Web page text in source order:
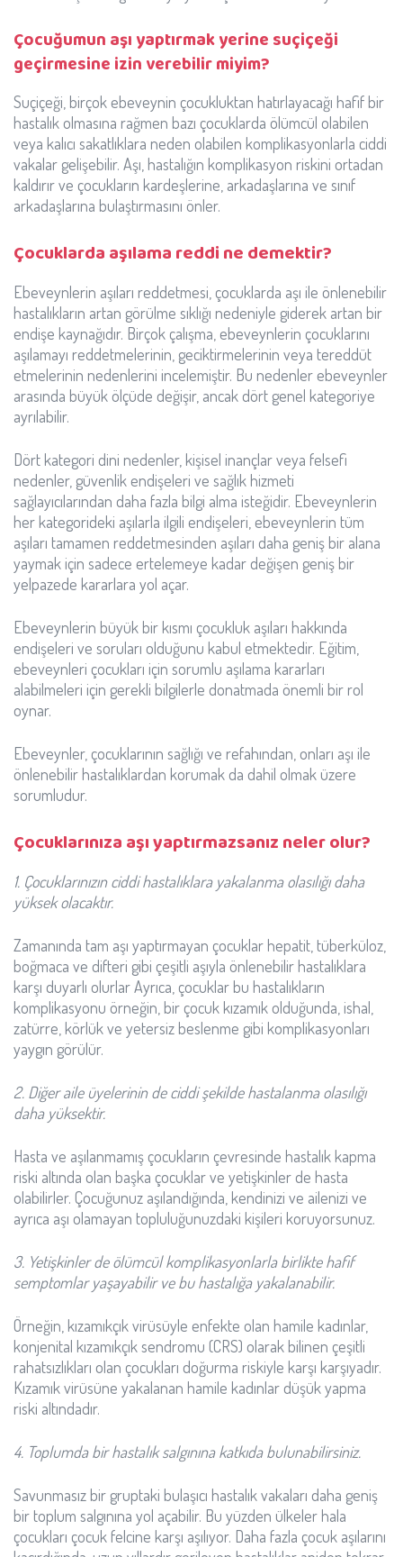
Çocuğumun aşı yaptırmak yerine suçiçeği
geçirmesine izin verebilir miyim?
Suçiçeği, birçok ebeveynin çocukluktan hatırlayacağı hafif bir
hastalık olmasına rağmen bazı çocuklarda ölümcül olabilen
veya kalıcı sakatlıklara neden olabilen komplikasyonlarla ciddi
vakalar gelişebilir. Aşı, hastalığın komplikasyon riskini ortadan
kaldırır ve çocukların kardeşlerine, arkadaşlarına ve sınıf
arkadaşlarına bulaştırmasını önler.
Çocuklarda aşılama reddi ne demektir?
Ebeveynlerin aşıları reddetmesi, çocuklarda aşı ile önlenebilir
hastalıkların artan görülme sıklığı nedeniyle giderek artan bir
endişe kaynağıdır. Birçok çalışma, ebeveynlerin çocuklarını
aşılamayı reddetmelerinin, geciktirmelerinin veya tereddüt
etmelerinin nedenlerini incelemiştir. Bu nedenler ebeveynler
arasında büyük ölçüde değişir, ancak dört genel kategoriye
ayrılabilir.
Dört kategori dini nedenler, kişisel inançlar veya felsefi
nedenler, güvenlik endişeleri ve sağlık hizmeti
sağlayıcılarından daha fazla bilgi alma isteğidir. Ebeveynlerin
her kategorideki aşılarla ilgili endişeleri, ebeveynlerin tüm
aşıları tamamen reddetmesinden aşıları daha geniş bir alana
yaymak için sadece ertelemeye kadar değişen geniş bir
yelpazede kararlara yol açar.
Ebeveynlerin büyük bir kısmı çocukluk aşıları hakkında
endişeleri ve soruları olduğunu kabul etmektedir. Eğitim,
ebeveynleri çocukları için sorumlu aşılama kararları
alabilmeleri için gerekli bilgilerle donatmada önemli bir rol
oynar.
Ebeveynler, çocuklarının sağlığı ve refahından, onları aşı ile
önlenebilir hastalıklardan korumak da dahil olmak üzere
sorumludur.
Çocuklarınıza aşı yaptırmazsanız neler olur?
1. Çocuklarınızın ciddi hastalıklara yakalanma olasılığı daha
yüksek olacaktır.
Zamanında tam aşı yaptırmayan çocuklar hepatit, tüberküloz,
boğmaca ve difteri gibi çeşitli aşıyla önlenebilir hastalıklara
karşı duyarlı olurlar Ayrıca, çocuklar bu hastalıkların
komplikasyonu örneğin, bir çocuk kızamık olduğunda, ishal,
zatürre, körlük ve yetersiz beslenme gibi komplikasyonları
yaygın görülür.
2. Diğer aile üyelerinin de ciddi şekilde hastalanma olasılığı
daha yüksektir.
Hasta ve aşılanmamış çocukların çevresinde hastalık kapma
riski altında olan başka çocuklar ve yetişkinler de hasta
olabilirler. Çocuğunuz aşılandığında, kendinizi ve ailenizi ve
ayrıca aşı olamayan topluluğunuzdaki kişileri koruyorsunuz.
3. Yetişkinler de ölümcül komplikasyonlarla birlikte hafif
semptomlar yaşayabilir ve bu hastalığa yakalanabilir.
Örneğin, kızamıkçık virüsüyle enfekte olan hamile kadınlar,
konjenital kızamıkçık sendromu (CRS) olarak bilinen çeşitli
rahatsızlıkları olan çocukları doğurma riskiyle karşı karşıyadır.
Kızamık virüsüne yakalanan hamile kadınlar düşük yapma
riski altındadır.
4. Toplumda bir hastalık salgınına katkıda bulunabilirsiniz.
Savunmasız bir gruptaki bulaşıcı hastalık vakaları daha geniş
bir toplum salgınına yol açabilir. Bu yüzden ülkeler hala
çocukları çocuk felcine karşı aşılıyor. Daha fazla çocuk aşılarını